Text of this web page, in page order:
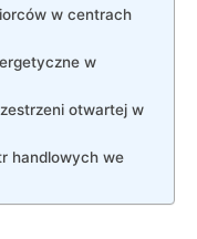
w centrach
w
otwartej w
handlowych we